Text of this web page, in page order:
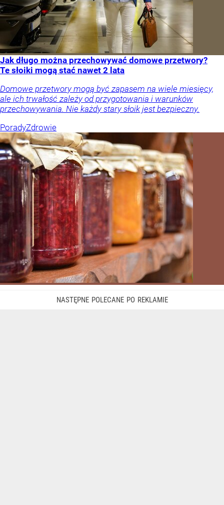
Jak długo można przechowywać domowe przetwory?
Te słoiki mogą stać nawet 2 lata
Domowe przetwory mogą być zapasem na wiele miesięcy,
ale ich trwałość zależy od przygotowania i warunków
przechowywania. Nie każdy stary słoik jest bezpieczny.
PoradyZdrowie